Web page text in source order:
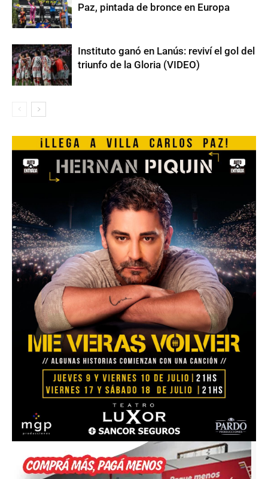
Paz, pintada de bronce en Europa
Instituto ganó en Lanús: reviví el gol del
triunfo de la Gloria (VIDEO)